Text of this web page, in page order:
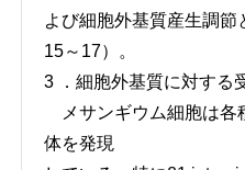
よび細胞外基質産生調節
15～17）。
3 ．細胞外基質に対する
メサンギウム細胞は各
体を発現